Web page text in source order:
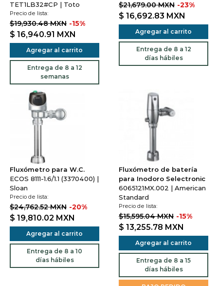
TET1LB32#CP | Toto
Precio de lista:
$19,930.48 MXN -15%
$ 16,940.91 MXN
Agregar al carrito
Entrega de 8 a 12
semanas
$21,679.00 MXN -23%
$ 16,692.83 MXN
Agregar al carrito
Entrega de 8 a 12
días hábiles
Fluxómetro para W.C.
ECOS 8111-1.6/1.1 (3370400) |
Sloan
Precio de lista:
$24,762.52 MXN -20%
$ 19,810.02 MXN
Agregar al carrito
Entrega de 8 a 10
días hábiles
Fluxómetro de batería
para Inodoro Selectronic
6065121MX.002 | American
Standard
Precio de lista:
$15,595.04 MXN -15%
$ 13,255.78 MXN
Agregar al carrito
Entrega de 8 a 15
días hábiles